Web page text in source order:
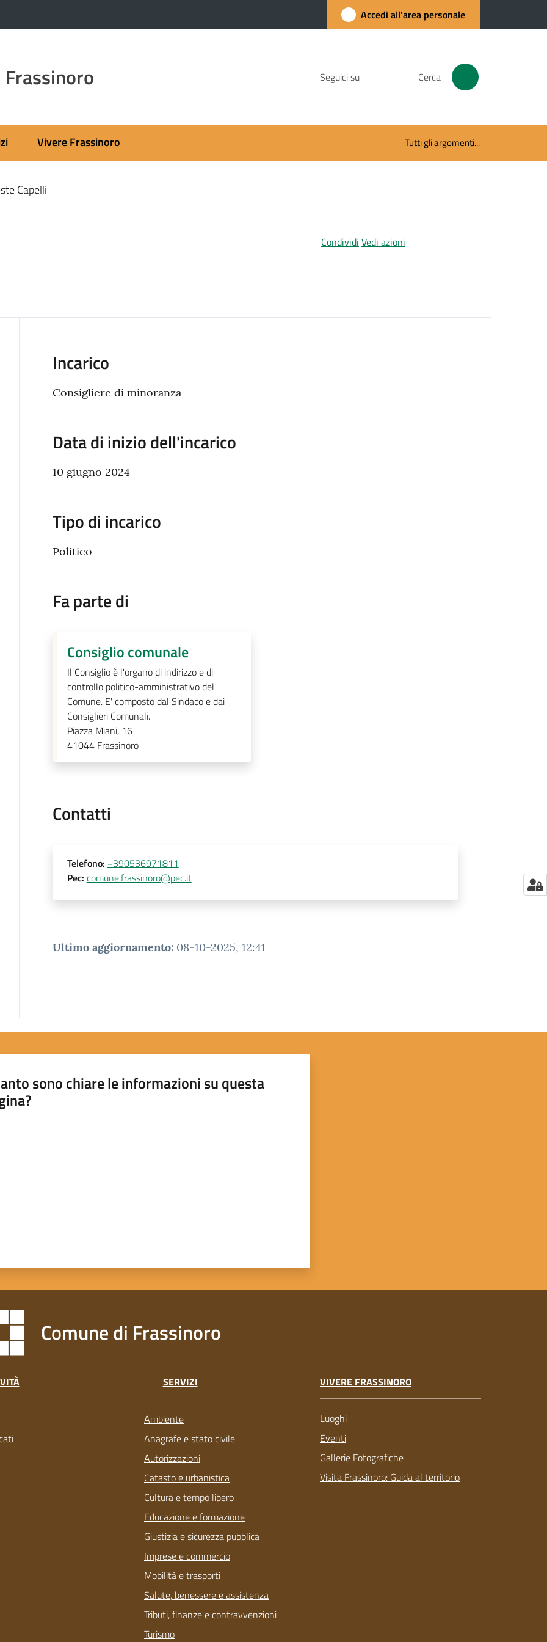
Accedi all'area personale
Seguici su Cerca
Vivere Frassinoro Tutti gli argomenti...
Capelli
Condividi Vedi azioni
Incarico
Consigliere di minoranza
Data di inizio dell'incarico
10 giugno 2024
Tipo di incarico
Politico
Fa parte di
Consiglio comunale
Il Consiglio è l'organo di indirizzo e di
controllo politico-amministrativo del
Comune. E' composto dal Sindaco e dai
Consiglieri Comunali.
Piazza Miani, 16
41044 Frassinoro
Contatti
Telefono: +390536971811
Pec: comune.frassinoro@pec.it
Ultimo aggiornamento: 08-10-2025, 12:41
sono chiare le informazioni su questa
Comune di Frassinoro
SERVIZI
Ambiente
Anagrafe e stato civile
Autorizzazioni
Catasto e urbanistica
Cultura e tempo libero
Educazione e formazione
Giustizia e sicurezza pubblica
Imprese e commercio
Mobilità e trasporti
Salute, benessere e assistenza
Tributi, finanze e contravvenzioni
Turismo
VIVERE FRASSINORO
Luoghi
Eventi
Gallerie Fotografiche
Visita Frassinoro: Guida al territorio